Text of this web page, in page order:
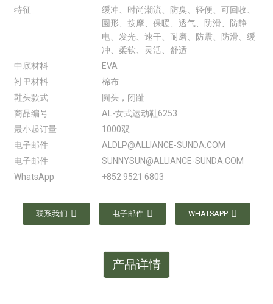
特征
缓冲、时尚潮流、防臭、轻便、可回收、
圆形、按摩、保暖、透气、防滑、防静
电、发光、速干、耐磨、防震、防滑、缓
冲、柔软、灵活、舒适
中底材料
EVA
衬里材料
棉布
鞋头款式
圆头，闭趾
商品编号
AL-女式运动鞋6253
最小起订量
1000双
电子邮件
ALDLP@ALLIANCE-SUNDA.COM
电子邮件
SUNNYSUN@ALLIANCE-SUNDA.COM
WhatsApp
+852 9521 6803
联系我们 电子邮件 WHATSAPP
产品详情